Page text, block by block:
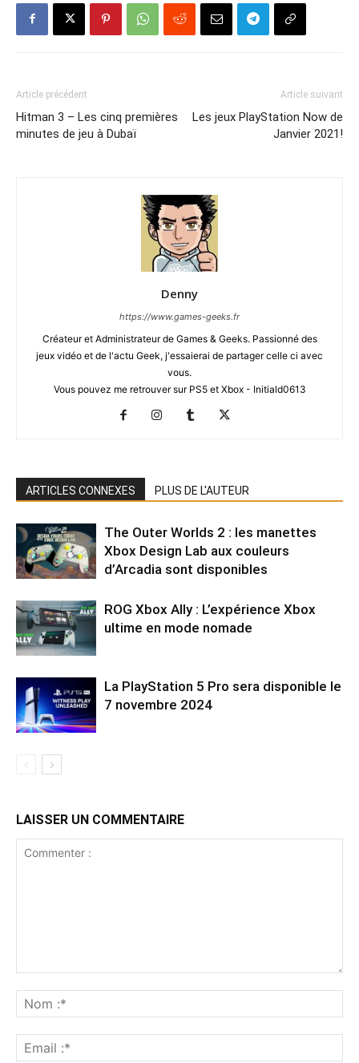
Article précédent
Hitman 3 – Les cinq premières
minutes de jeu à Dubaï
Article suivant
Les jeux PlayStation Now de
Janvier 2021!
Denny
https://www.games-geeks.fr
Créateur et Administrateur de Games & Geeks. Passionné des
jeux vidéo et de l'actu Geek, j'essaierai de partager celle ci avec
vous.
Vous pouvez me retrouver sur PS5 et Xbox - Initiald0613
ARTICLES CONNEXES PLUS DE L'AUTEUR
The Outer Worlds 2 : les manettes
Xbox Design Lab aux couleurs
d’Arcadia sont disponibles
ROG Xbox Ally : L’expérience Xbox
ultime en mode nomade
La PlayStation 5 Pro sera disponible le
7 novembre 2024
LAISSER UN COMMENTAIRE